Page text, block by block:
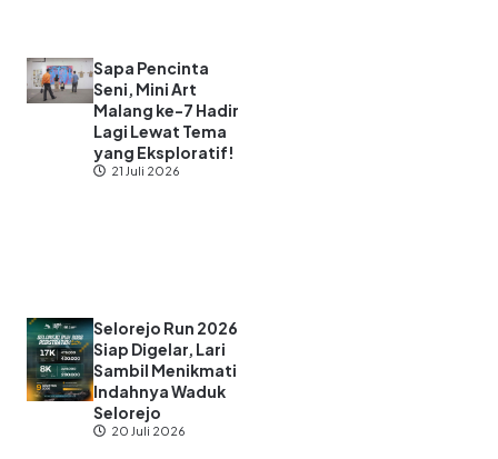
Sapa Pencinta
Seni, Mini Art
Malang ke-7 Hadir
Lagi Lewat Tema
yang Eksploratif!
21 Juli 2026
Selorejo Run 2026
Siap Digelar, Lari
Sambil Menikmati
Indahnya Waduk
Selorejo
20 Juli 2026